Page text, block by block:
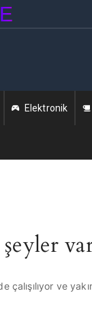
Elektronik
çalışılıyor ve